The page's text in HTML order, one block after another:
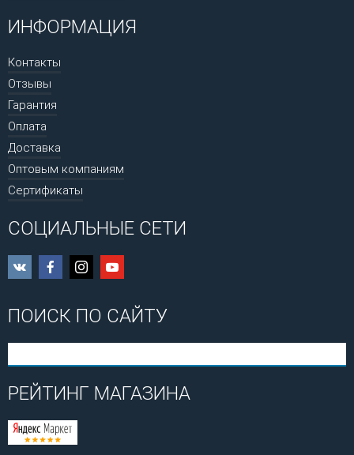
ИНФОРМАЦИЯ
Контакты
Отзывы
Гарантия
Оплата
Доставка
Оптовым компаниям
Сертификаты
СОЦИАЛЬНЫЕ СЕТИ
ПОИСК ПО САЙТУ
РЕЙТИНГ МАГАЗИНА